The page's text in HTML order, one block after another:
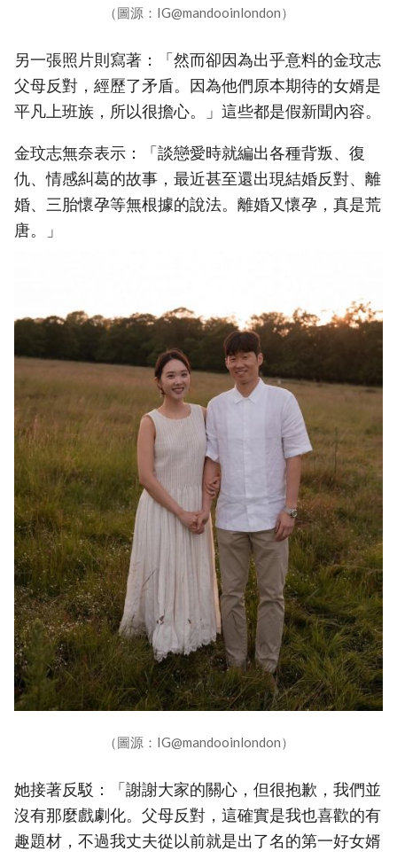
（圖源：IG@mandooinlondon）
另一張照片則寫著：「然而卻因為出乎意料的金玟志
父母反對，經歷了矛盾。因為他們原本期待的女婿是
平凡上班族，所以很擔心。」這些都是假新聞內容。
金玟志無奈表示：「談戀愛時就編出各種背叛、復
仇、情感糾葛的故事，最近甚至還出現結婚反對、離
婚、三胎懷孕等無根據的說法。離婚又懷孕，真是荒
唐。」
（圖源：IG@mandooinlondon）
她接著反駁：「謝謝大家的關心，但很抱歉，我們並
沒有那麼戲劇化。父母反對，這確實是我也喜歡的有
趣題材，不過我丈夫從以前就是出了名的第一好女婿